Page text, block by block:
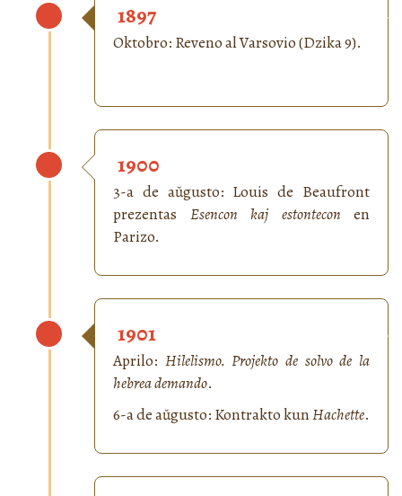
1897
Oktobro: Reveno al Varsovio (Dzika 9).
1900
3-a de aŭgusto: Louis de Beaufront
prezentas Esencon kaj estontecon en
Parizo.
1901
Aprilo: Hilelismo. Projekto de solvo de la
hebrea demando.
6-a de aŭgusto: Kontrakto kunHachette.